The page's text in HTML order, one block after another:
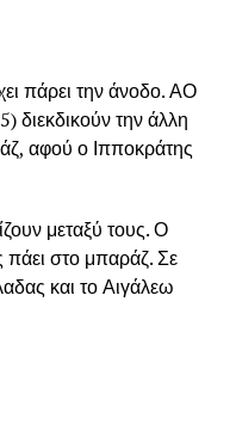
πάρει την άνοδο. ΑΟ
διεκδικούν την άλλη
αφού ο Ιπποκράτης
μεταξύ τους. Ο
πάει στο μπαράζ. Σε
και το Αιγάλεω